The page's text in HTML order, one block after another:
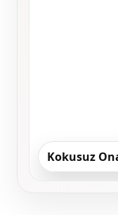
Kokusuz